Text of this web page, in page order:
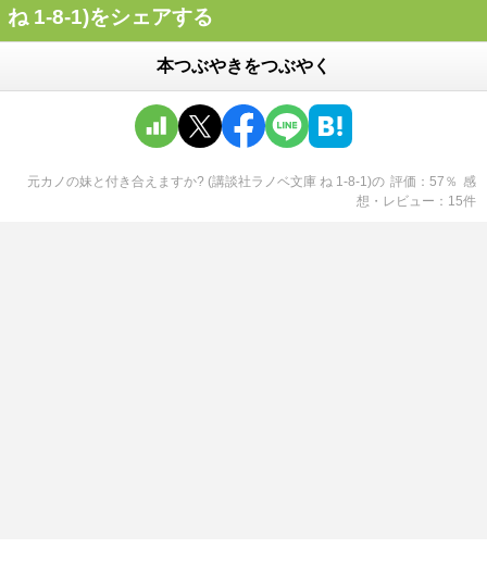
ね 1-8-1)をシェアする
本つぶやきをつぶやく
元カノの妹と付き合えますか? (講談社ラノベ文庫 ね 1-8-1)の 評価 57 ％ 感
想・レビュー
15件